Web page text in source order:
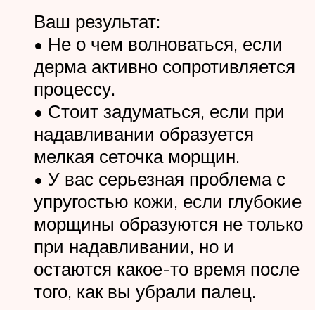
Ваш результат:
• Не о чем волноваться, если
дерма активно сопротивляется
процессу.
• Стоит задуматься, если при
надавливании образуется
мелкая сеточка морщин.
• У вас серьезная проблема с
упругостью кожи, если глубокие
морщины образуются не только
при надавливании, но и
остаются какое-то время после
того, как вы убрали палец.